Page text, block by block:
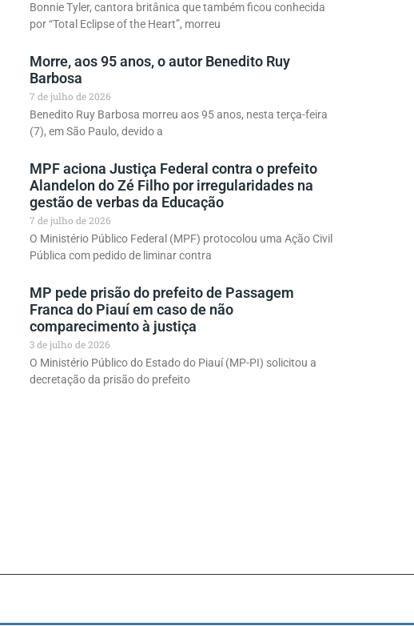
Bonnie Tyler, cantora britânica que também ficou conhecida
por “Total Eclipse of the Heart”, morreu
Morre, aos 95 anos, o autor Benedito Ruy
Barbosa
7 de julho de 2026
Benedito Ruy Barbosa morreu aos 95 anos, nesta terça-feira
(7), em São Paulo, devido a
MPF aciona Justiça Federal contra o prefeito
Alandelon do Zé Filho por irregularidades na
gestão de verbas da Educação
7 de julho de 2026
O Ministério Público Federal (MPF) protocolou uma Ação Civil
Pública com pedido de liminar contra
MP pede prisão do prefeito de Passagem
Franca do Piauí em caso de não
comparecimento à justiça
3 de julho de 2026
O Ministério Público do Estado do Piauí (MP-PI) solicitou a
decretação da prisão do prefeito